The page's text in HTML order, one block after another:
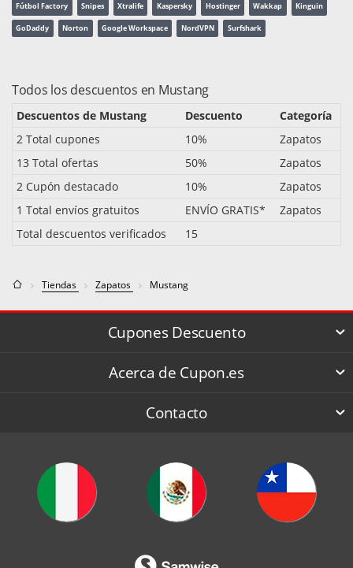
Fútbol Factory Snipes Xtralife Kaspersky Hostinger Wakkap Kinguin
GoDaddy Norton Google Workspace NordVPN Surfshark
Todos los descuentos en Mustang
Descuentos de Mustang Descuento
Categoría
2 Total cupones
10%
Zapatos
13 Total ofertas
50%
Zapatos
2 Cupón destacado
10%
Zapatos
1 Total envíos gratuitos
ENVÍO GRATIS*
Zapatos
Total descuentos verificados
15
Tiendas Zapatos Mustang
Cupones Descuento
Acerca de Cupon.es
Contacto